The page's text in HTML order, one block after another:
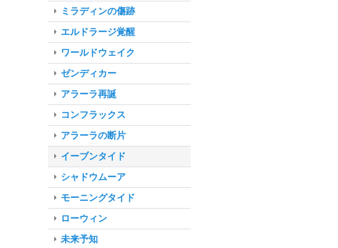
ミラディンの傷跡
エルドラージ覚醒
ワールドウェイク
ゼンディカー
アラーラ再誕
コンフラックス
アラーラの断片
イーブンタイド
シャドウムーア
モーニングタイド
ローウィン
未来予知